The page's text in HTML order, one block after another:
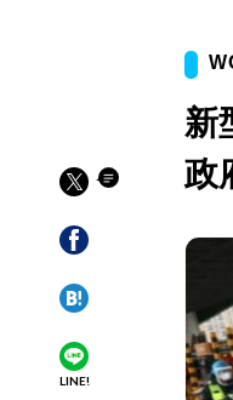
LINE!
新
政